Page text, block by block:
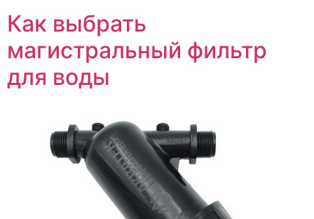
Как выбрать
магистральный фильтр
для воды